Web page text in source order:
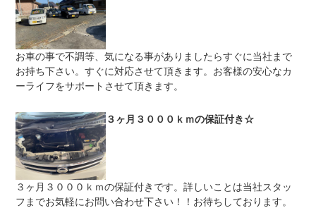
免責金 無し
保証修理
受付先
-
整備付 法定12ヶ月または法定24ヶ月点検整備付
※車検なし・車検整備付の場合は法定24ヶ月点検整備付
※商用車は6ヶ月または12ヶ月点検整備付
法定整備
について
認証工場完備！アフターサービスもお任せください。
お車の事で不調等、気になる事がありましたらすぐに当社まで
お持ち下さい。すぐに対応させて頂きます。お客様の安心なカ
ーライフをサポートさせて頂きます。
３ヶ月３０００ｋｍの保証付き☆
３ヶ月３０００ｋｍの保証付きです。詳しいことは当社スタッ
フまでお気軽にお問い合わせ下さい！！お待ちしております。